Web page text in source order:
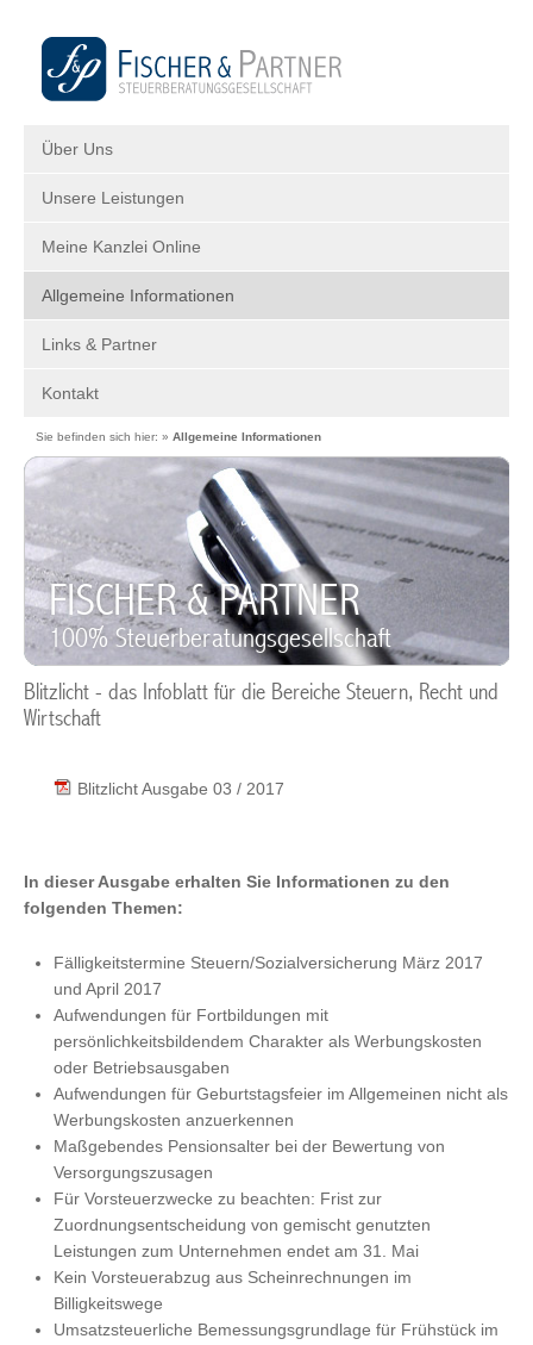
Über Uns
Unsere Leistungen
Meine Kanzlei Online
Allgemeine Informationen
Links & Partner
Kontakt
Sie befinden sich hier: » Allgemeine Informationen
FISCHER & PARTNER
100% Steuerberatungsgesellschaft
Blitzlicht - das Infoblatt für die Bereiche Steuern, Recht und
Wirtschaft
Blitzlicht Ausgabe 03 / 2017
In dieser Ausgabe erhalten Sie Informationen zu den
folgenden Themen:
Fälligkeitstermine Steuern/Sozialversicherung März 2017
und April 2017
Aufwendungen für Fortbildungen mit
persönlichkeitsbildendem Charakter als Werbungskosten
oder Betriebsausgaben
Aufwendungen für Geburtstagsfeier im Allgemeinen nicht als
Werbungskosten anzuerkennen
Maßgebendes Pensionsalter bei der Bewertung von
Versorgungszusagen
Für Vorsteuerzwecke zu beachten: Frist zur
Zuordnungsentscheidung von gemischt genutzten
Leistungen zum Unternehmen endet am 31. Mai
Kein Vorsteuerabzug aus Scheinrechnungen im
Billigkeitswege
Umsatzsteuerliche Bemessungsgrundlage für Frühstück im